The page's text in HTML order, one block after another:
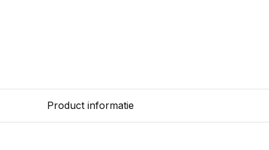
Product informatie